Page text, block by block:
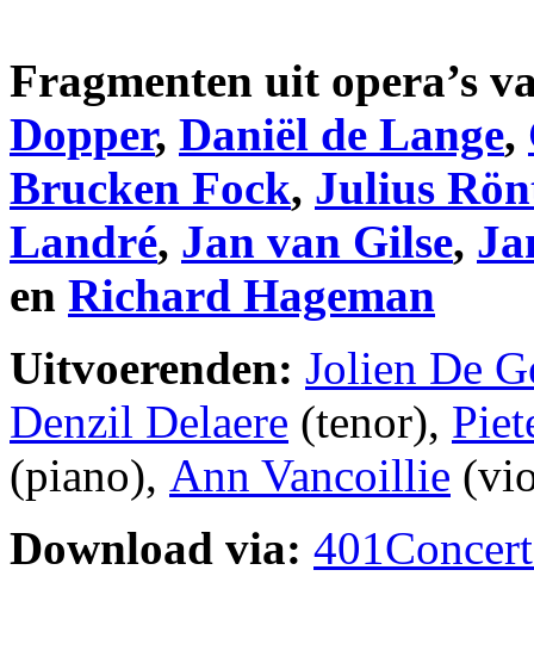
Fragmenten uit opera’s
Dopper, Daniël de Lange,
Brucken Fock, Julius
Landré, Jan van Gilse,
en Richard Hageman
Uitvoerenden: Jolien De
Denzil Delaere (tenor),
(piano), Ann Vancoillie
Download via: